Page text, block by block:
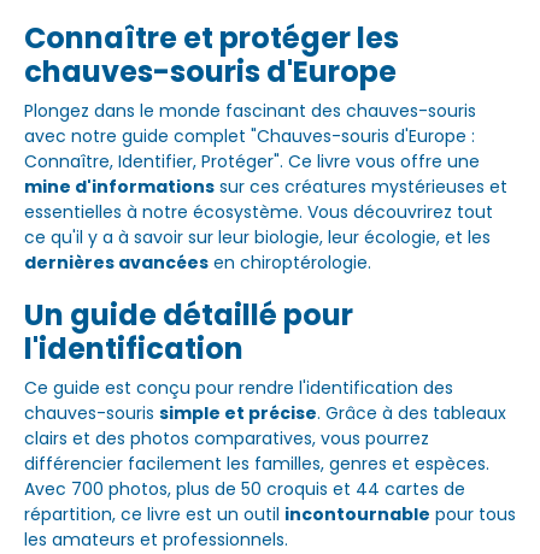
Connaître et protéger les
chauves-souris d'Europe
Plongez dans le monde fascinant des chauves-souris
avec notre guide complet "Chauves-souris d'Europe :
Connaître, Identifier, Protéger". Ce livre vous offre une
mine d'informations sur ces créatures mystérieuses et
essentielles à notre écosystème. Vous découvrirez tout
ce qu'il y a à savoir sur leur biologie, leur écologie, et les
dernières avancées en chiroptérologie.
Un guide détaillé pour
l'identification
Ce guide est conçu pour rendre l'identification des
chauves-souris simple et précise. Grâce à des tableaux
clairs et des photos comparatives, vous pourrez
différencier facilement les familles, genres et espèces.
Avec 700 photos, plus de 50 croquis et 44 cartes de
répartition, ce livre est un outil incontournable pour tous
les amateurs et professionnels.